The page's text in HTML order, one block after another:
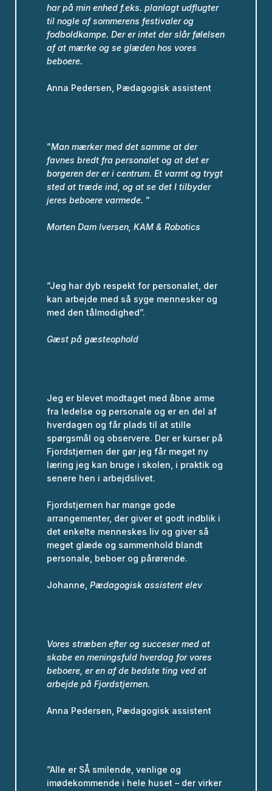
har på min enhed f.eks. planlagt udflugter
til nogle af sommerens festivaler og
fodboldkampe. Der er intet der slår følelsen
af at mærke og se glæden hos vores
beboere.
Anna Pedersen, Pædagogisk assistent
”Man mærker med det samme at der
favnes bredt fra personalet og at det er
borgeren der er i centrum. Et varmt og trygt
sted at træde ind, og at se det I tilbyder
jeres beboere varmede. ”
Morten Dam Iversen, KAM & Robotics
”Jeg har dyb respekt for personalet, der
kan arbejde med så syge mennesker og
med den tålmodighed”.
Gæst på gæsteophold
Jeg er blevet modtaget med åbne arme
fra ledelse og personale og er en del af
hverdagen og får plads til at stille
spørgsmål og observere. Der er kurser på
Fjordstjernen der gør jeg får meget ny
læring jeg kan bruge i skolen, i praktik og
senere hen i arbejdslivet.
Fjordstjernen har mange gode
arrangementer, der giver et godt indblik i
det enkelte menneskes liv og giver så
meget glæde og sammenhold blandt
personale, beboer og pårørende.
Johanne, Pædagogisk assistent elev
Vores stræben efter og succeser med at
skabe en meningsfuld hverdag for vores
beboere, er en af de bedste ting ved at
arbejde på Fjordstjernen.
Anna Pedersen, Pædagogisk assistent
”Alle er SÅ smilende, venlige og
imødekommende i hele huset – der virker